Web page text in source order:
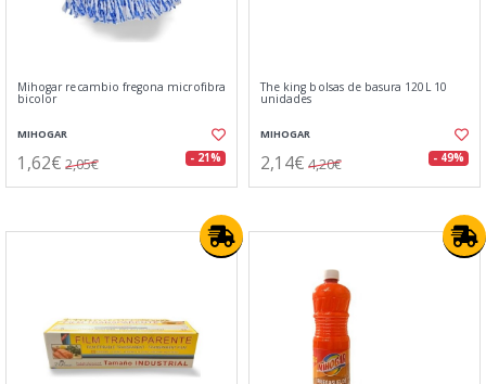
Mihogar recambio fregona microfibra
bicolor
MIHOGAR
1,62€ 2,05€ - 21%
The king bolsas de basura 120L 10
unidades
MIHOGAR
2,14€ 4,20€ - 49%